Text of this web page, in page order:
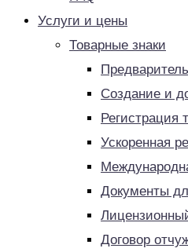
Услуги и цены
Товарные знаки
Создание и
Регистрация
Ускоренная
Документы
Договор